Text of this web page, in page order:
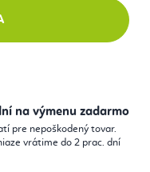
na výmenu zadarmo
pre nepoškodený tovar.
vrátime do 2 prac. dní